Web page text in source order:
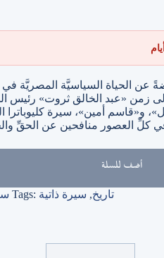
عن الحياة السياسيَّة المصريَّة
زمن «عبد الخالق ثروت» رئيس
و«قاسم أمين»، سيرة
كلِّ العصور منافحين عن الحقِّ
أضف للسلة
Tags: تاريخ, سيرة ذاتية